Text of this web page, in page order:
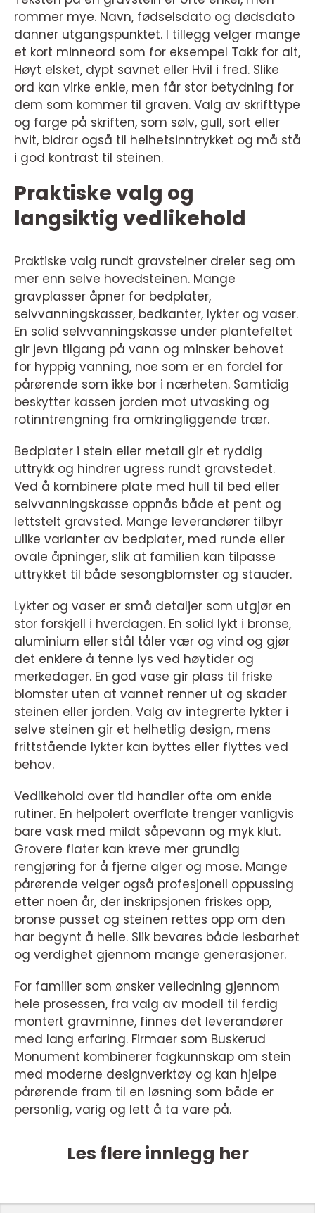
rommer mye. Navn, fødselsdato og dødsdato
danner utgangspunktet. I tillegg velger mange
et kort minneord som for eksempel Takk for alt,
Høyt elsket, dypt savnet eller Hvil i fred. Slike
ord kan virke enkle, men får stor betydning for
dem som kommer til graven. Valg av skrifttype
og farge på skriften, som sølv, gull, sort eller
hvit, bidrar også til helhetsinntrykket og må stå
i god kontrast til steinen.
Praktiske valg og
langsiktig vedlikehold
Praktiske valg rundt gravsteiner dreier seg om
mer enn selve hovedsteinen. Mange
gravplasser åpner for bedplater,
selvvanningskasser, bedkanter, lykter og vaser.
En solid selvvanningskasse under plantefeltet
gir jevn tilgang på vann og minsker behovet
for hyppig vanning, noe som er en fordel for
pårørende som ikke bor i nærheten. Samtidig
beskytter kassen jorden mot utvasking og
rotinntrengning fra omkringliggende trær.
Bedplater i stein eller metall gir et ryddig
uttrykk og hindrer ugress rundt gravstedet.
Ved å kombinere plate med hull til bed eller
selvvanningskasse oppnås både et pent og
lettstelt gravsted. Mange leverandører tilbyr
ulike varianter av bedplater, med runde eller
ovale åpninger, slik at familien kan tilpasse
uttrykket til både sesongblomster og stauder.
Lykter og vaser er små detaljer som utgjør en
stor forskjell i hverdagen. En solid lykt i bronse,
aluminium eller stål tåler vær og vind og gjør
det enklere å tenne lys ved høytider og
merkedager. En god vase gir plass til friske
blomster uten at vannet renner ut og skader
steinen eller jorden. Valg av integrerte lykter i
selve steinen gir et helhetlig design, mens
frittstående lykter kan byttes eller flyttes ved
behov.
Vedlikehold over tid handler ofte om enkle
rutiner. En helpolert overflate trenger vanligvis
bare vask med mildt såpevann og myk klut.
Grovere flater kan kreve mer grundig
rengjøring for å fjerne alger og mose. Mange
pårørende velger også profesjonell oppussing
etter noen år, der inskripsjonen friskes opp,
bronse pusset og steinen rettes opp om den
har begynt å helle. Slik bevares både lesbarhet
og verdighet gjennom mange generasjoner.
For familier som ønsker veiledning gjennom
hele prosessen, fra valg av modell til ferdig
montert gravminne, finnes det leverandører
med lang erfaring. Firmaer som Buskerud
Monument kombinerer fagkunnskap om stein
med moderne designverktøy og kan hjelpe
pårørende fram til en løsning som både er
personlig, varig og lett å ta vare på.
Les flere innlegg her